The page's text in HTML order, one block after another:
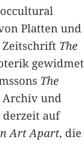
Platten und
Zeitschrift The
gewidmet
The
Archiv und
derzeit auf
Art Apart, die